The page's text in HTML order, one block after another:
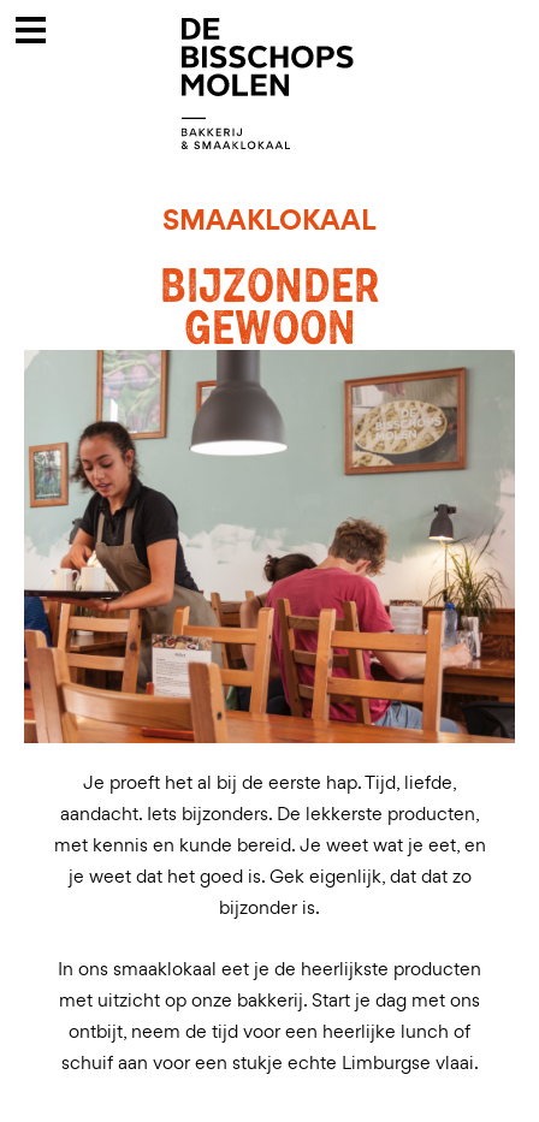
SMAAKLOKAAL
BIJZONDER
GEWOON
Je proeft het al bij de eerste hap. Tijd, liefde,
aandacht. Iets bijzonders. De lekkerste producten,
met kennis en kunde bereid. Je weet wat je eet, en
je weet dat het goed is. Gek eigenlijk, dat dat zo
bijzonder is.
In ons smaaklokaal eet je de heerlijkste producten
met uitzicht op onze bakkerij. Start je dag met ons
ontbijt, neem de tijd voor een heerlijke lunch of
schuif aan voor een stukje echte Limburgse vlaai.